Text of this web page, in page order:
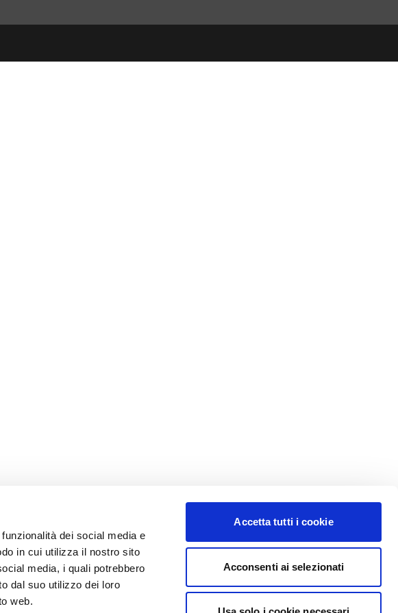
dei social media e
in cui utilizza il nostro sito
media, i quali potrebbero
dal suo utilizzo dei loro
web.
Accetta tutti i cookie
Acconsenti ai selezionati